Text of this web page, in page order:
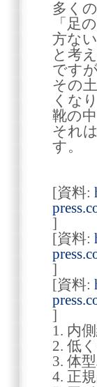
多く
「足
方ない
と考
です
その
くな
靴の
それ
す。
[資料:
]
[資料:
]
[資料:
]
1. 内
2. 低
3. 体
4. 正